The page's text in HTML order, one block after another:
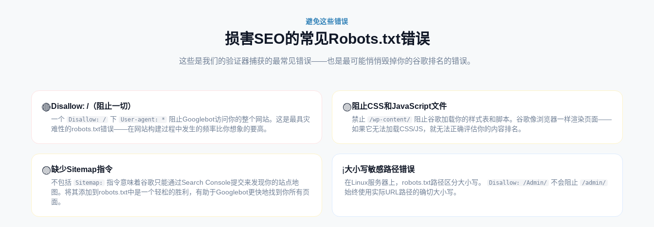
避免这些错误
损害SEO的常见Robots.txt错误
这些是我们的验证器捕获的最常见错误——也是最可能悄悄毁掉你的谷歌排名的错误。
🔴 Disallow: /（阻止一切）
一个 Disallow: / 下 User-agent: *
阻止Googlebot访问你的整个网站。这是最具灾
难性的robots.txt错误——在网站构建过程中发生的频率比你想象的要高。
🟡 阻止CSS和JavaScript文件
禁止 /wp-content/
阻止谷歌加载你的样式表和脚本。谷歌像浏览器一样渲染页面——
如果它无法加载CSS/JS，就无法正确评估你的内容排名。
🟡缺少Sitemap指令
不包括 Sitemap:
指令意味着谷歌只能通过Search Console提交来发现你的站点地
图。将其添加到robots.txt中是一个轻松的胜利，有助于Googlebot更快地找到你所有页
面。
ℹ️大小写敏感路径错误
在Linux服务器上，robots.txt路径区分大小写。 Disallow: /Admin/ 不会阻止 /admin/
始终使用实际URL路径的确切大小写。